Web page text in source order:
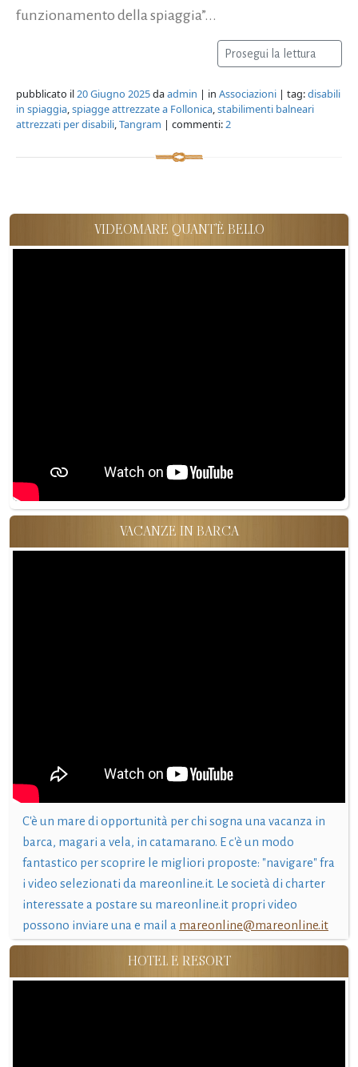
funzionamento della spiaggia”...
Prosegui la lettura
pubblicato il20 Giugno 2025daadmin | in Associazioni | tag:disabili
in spiaggia,spiagge attrezzate a Follonica,stabilimenti balneari
attrezzati per disabili,Tangram | commenti:2
VIDEOMARE QUANT'È BELLO
VACANZE IN BARCA
C'è un mare di opportunità per chi sogna una vacanza in
barca, magari a vela, in catamarano. E c'è un modo
fantastico per scoprire le migliori proposte: "navigare" fra
i video selezionati da mareonline.it. Le società di charter
interessate a postare su mareonline.it propri video
possono inviare una e mail a mareonline@mareonline.it
HOTEL E RESORT